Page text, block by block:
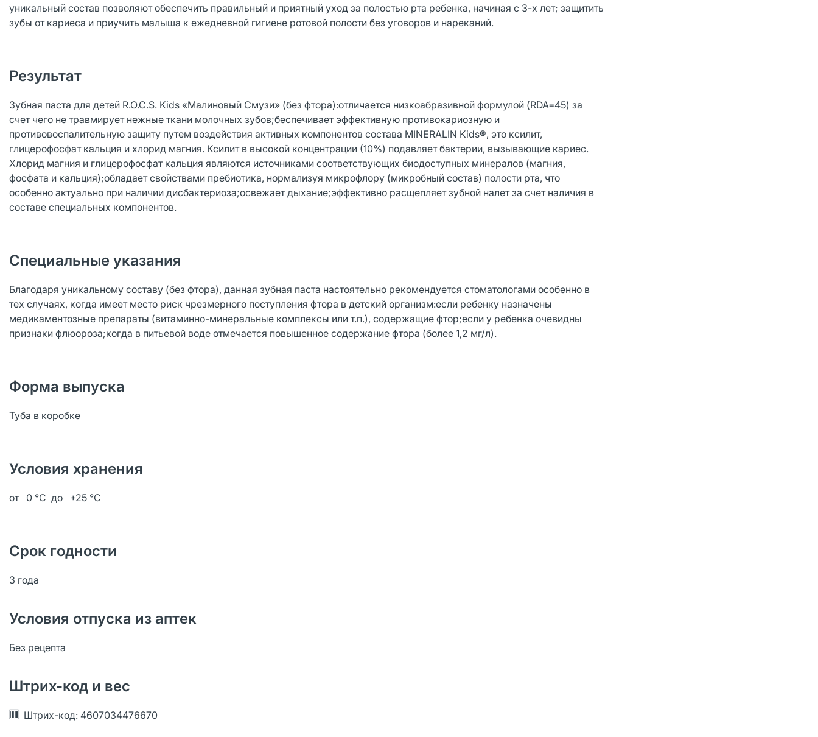
уникальный состав позволяют обеспечить правильный и приятный уход за полостью рта ребенка, начиная с 3-х лет; защитить
зубы от кариеса и приучить малыша к ежедневной гигиене ротовой полости без уговоров и нареканий.
Результат
Зубная паста для детей R.O.C.S. Kids «Малиновый Смузи» (без фтора):отличается низкоабразивной формулой (RDA=45) за
счет чего не травмирует нежные ткани молочных зубов;беспечивает эффективную противокариозную и
противовоспалительную защиту путем воздействия активных компонентов состава MINERALIN Kids®, это ксилит,
глицерофосфат кальция и хлорид магния. Ксилит в высокой концентрации (10%) подавляет бактерии, вызывающие кариес.
Хлорид магния и глицерофосфат кальция являются источниками соответствующих биодоступных минералов (магния,
фосфата и кальция);обладает свойствами пребиотика, нормализуя микрофлору (микробный состав) полости рта, что
особенно актуально при наличии дисбактериоза;освежает дыхание;эффективно расщепляет зубной налет за счет наличия в
составе специальных компонентов.
Специальные указания
Благодаря уникальному составу (без фтора), данная зубная паста настоятельно рекомендуется стоматологами особенно в
тех случаях, когда имеет место риск чрезмерного поступления фтора в детский организм:если ребенку назначены
медикаментозные препараты (витаминно-минеральные комплексы или т.п.), содержащие фтор;если у ребенка очевидны
признаки флюороза;когда в питьевой воде отмечается повышенное содержание фтора (более 1,2 мг/л).
Форма выпуска
Туба в коробке
Условия хранения
от 0 °С до +25 °С
Срок годности
3 года
Условия отпуска из аптек
Без рецепта
Штрих-код и вес
Штрих-код: 4607034476670